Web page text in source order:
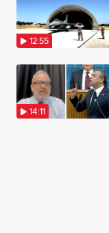
12:55
14:11